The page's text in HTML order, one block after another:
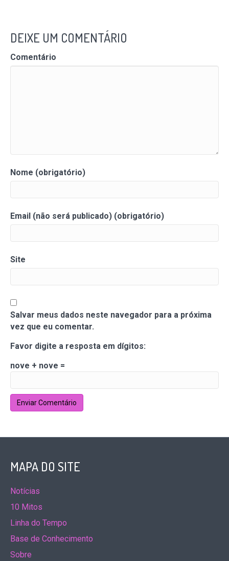
DEIXE UM COMENTÁRIO
Comentário
Nome (obrigatório)
Email (não será publicado) (obrigatório)
Site
Salvar meus dados neste navegador para a próxima
vez que eu comentar.
Favor digite a resposta em dígitos:
nove + nove =
MAPA DO SITE
Notícias
10 Mitos
Linha do Tempo
Base de Conhecimento
Sobre